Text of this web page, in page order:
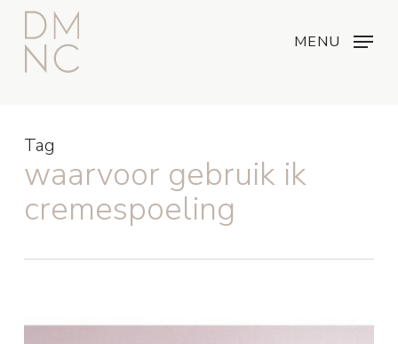
Skip
main
content
MENU
Tag
waarvoor gebruik ik
cremespoeling